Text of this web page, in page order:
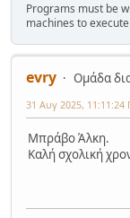
Programs must be
machines to
evry
Ομάδα
31 Αυγ 2025,
Μπράβο Άλκη.
Καλή σχολική